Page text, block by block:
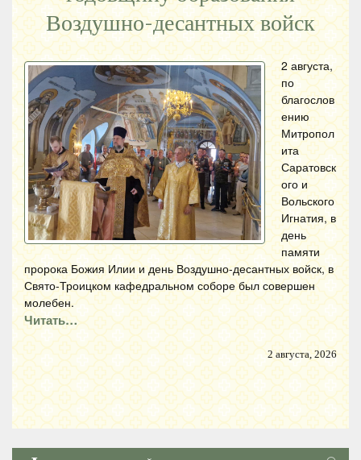
Воздушно-десантных войск
2 августа,
по
благослов
ению
Митропол
ита
Саратовск
ого и
Вольского
Игнатия, в
день
памяти
пророка Божия Илии и день Воздушно-десантных войск, в
Свято-Троицком кафедральном соборе был совершен
молебен.
Читать…
2 августа, 2026